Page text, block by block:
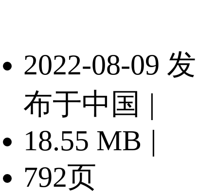
2022-08-09 发
布于中国 |
18.55 MB |
792页